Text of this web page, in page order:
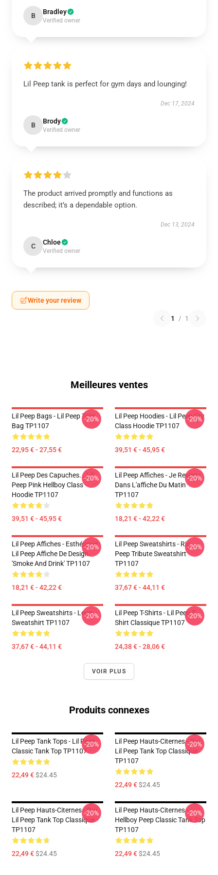
B Bradley
Verified owner
Lil Peep tank is perfect for gym days and lounging!
Dec 17, 2024
B Brody
Verified owner
The product arrived promptly and functions as
described; it’s a dependable option.
Dec 13, 2024
C Chloe
Verified owner
Write your review
1 / 1
Meilleures ventes
Lil Peep Bags - Lil Peep Tote
Bag TP1107
22,95 € - 27,55 €
-20%
Lil Peep Hoodies - Lil Peep Cry
Class Hoodie TP1107
39,51 € - 45,95 €
-20%
Lil Peep Des Capuches... Lil
Peep Pink Hellboy Class
Hoodie TP1107
39,51 € - 45,95 €
-20%
Lil Peep Affiches - Je Reviens
Dans L'affiche Du Matin
TP1107
18,21 € - 42,22 €
-20%
Lil Peep Affiches - Esthétique
Lil Peep Affiche De Design
'Smoke And Drink' TP1107
18,21 € - 42,22 €
-20%
Lil Peep Sweatshirts - Rip
Peep Tribute Sweatshirt
TP1107
37,67 € - 44,11 €
-20%
Lil Peep Sweatshirts - Love
Sweatshirt TP1107
37,67 € - 44,11 €
-20%
Lil Peep T-Shirts - Lil Peep T-
Shirt Classique TP1107
24,38 € - 28,06 €
-20%
VOIR PLUS
Produits connexes
Lil Peep Tank Tops - Lil Peep
Classic Tank Top TP1107
22,49 €$24.45
-20%
Lil Peep Hauts-Citernes - Oui.
Lil Peep Tank Top Classique
TP1107
22,49 €$24.45
-20%
Lil Peep Hauts-Citernes - Oui.
Lil Peep Tank Top Classique
TP1107
22,49 €$24.45
-20%
Lil Peep Hauts-Citernes -
Hellboy Peep Classic Tank Top
TP1107
22,49 €$24.45
-20%